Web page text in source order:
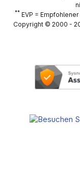
**EVP =
Copyright © 2000 -